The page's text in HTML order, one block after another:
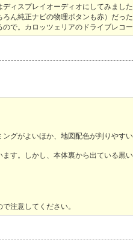
ィスプレイオーディオにしてみまし
ん純正ナビの物理ボタンも赤）だっ
で。カロッツェリアのドライブレコ
グがよいほか、地図配色が判りやすい
す。しかし、本体裏から出ている黒
注意してください。